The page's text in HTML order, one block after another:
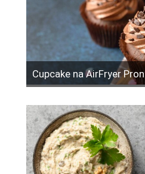
Cupcake na AirFryer